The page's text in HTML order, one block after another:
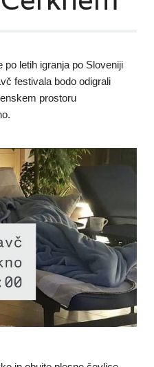
letih igranja po Sloveniji
festivala bodo odigrali
prostoru